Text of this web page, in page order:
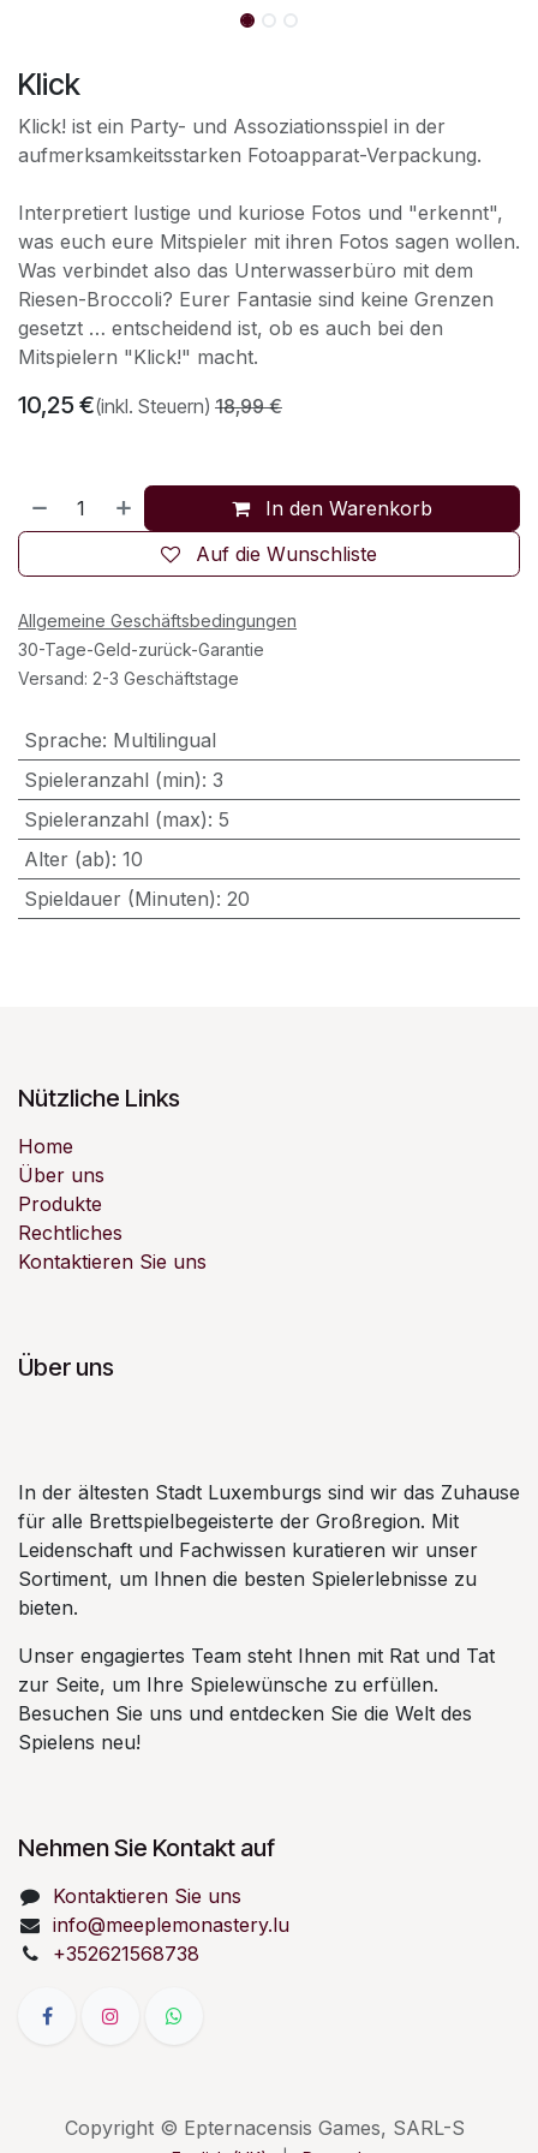
Klick
Klick! ist ein Party- und Assoziationsspiel in der
aufmerksamkeitsstarken Fotoapparat-Verpackung.
Interpretiert lustige und kuriose Fotos und "erkennt",
was euch eure Mitspieler mit ihren Fotos sagen wollen.
Was verbindet also das Unterwasserbüro mit dem
Riesen-Broccoli? Eurer Fantasie sind keine Grenzen
gesetzt … entscheidend ist, ob es auch bei den
Mitspielern "Klick!" macht.
10,25 €(inkl. Steuern) 18,99€
In den Warenkorb
Auf die Wunschliste
Allgemeine Geschäftsbedingungen
30-Tage-Geld-zurück-Garantie
Versand: 2-3 Geschäftstage
Sprache: Multilingual
Spieleranzahl (min): 3
Spieleranzahl (max): 5
Alter (ab): 10
Spieldauer (Minuten): 20
Nützliche Links
Home
Über uns
Produkte
Rechtliches
Kontaktieren Sie uns
Über uns
In der ältesten Stadt Luxemburgs sind wir das Zuhause
für alle Brettspielbegeisterte der Großregion. Mit
Leidenschaft und Fachwissen kuratieren wir unser
Sortiment, um Ihnen die besten Spielerlebnisse zu
bieten.
Unser engagiertes Team steht Ihnen mit Rat und Tat
zur Seite, um Ihre Spielewünsche zu erfüllen.
Besuchen Sie uns und entdecken Sie die Welt des
Spielens neu!
Nehmen Sie Kontakt auf
Kontaktieren Sie uns
info@meeplemonastery.lu
+352621568738
Copyright © Epternacensis Games, SARL-S